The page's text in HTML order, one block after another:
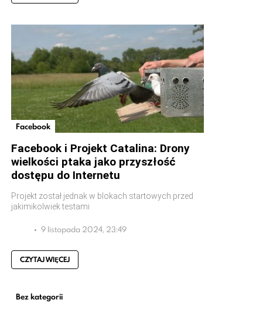
Facebook
Facebook i Projekt Catalina: Drony
wielkości ptaka jako przyszłość
dostępu do Internetu
Projekt został jednak w blokach startowych przed
jakimikolwiek testami
9 listopada 2024, 23:49
CZYTAJ WIĘCEJ
Bez kategorii